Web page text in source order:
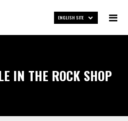
ENGLISH SITE
IN THE ROCK SHOP